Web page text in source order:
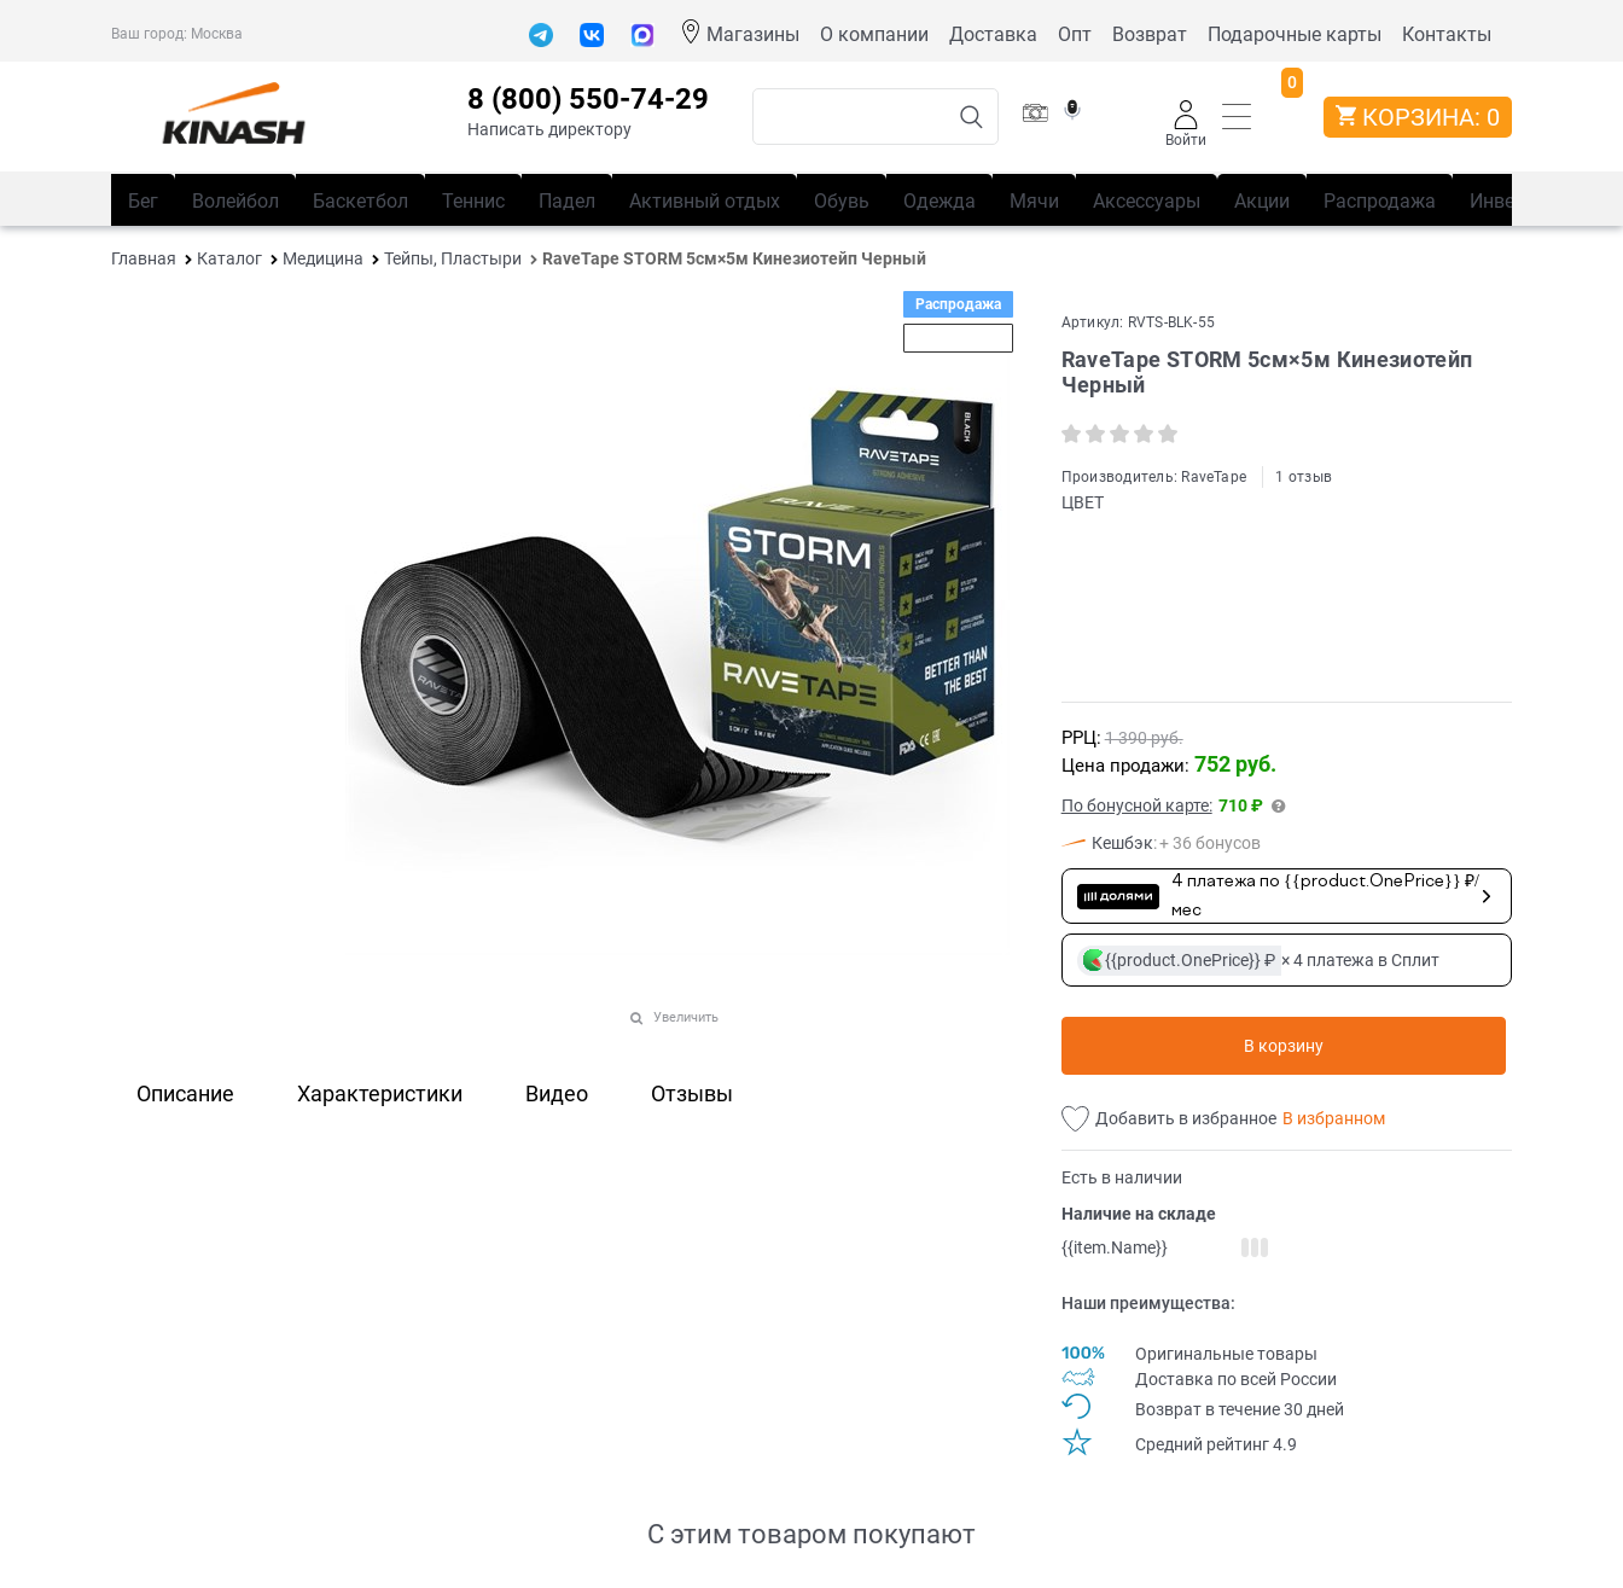
Ваш город: Москва Магазины О компании Доставка Опт Возврат Подарочные карты Контакты
8 (800) 550-74-29
Написать директору
Войти
0
КОРЗИНА: 0
Бег Волейбол Баскетбол Теннис Падел Активный отдых Обувь Одежда Мячи Аксессуары Акции Распродажа Инвентарь
Главная Каталог Медицина Тейпы, Пластыри RaveTape STORM 5см×5м Кинезиотейп Черный
Распродажа
Увеличить
Описание Характеристики Видео Отзывы
Артикул: RVTS-BLK-55
RaveTape STORM 5см×5м Кинезиотейп
Черный
Производитель: RaveTape 1 отзыв
ЦВЕТ
РРЦ: 1 390 руб.
Цена продажи: 752 руб.
По бонусной карте: 710 ₽
Кешбэк:+ 36 бонусов
4 платежа по {{product.OnePrice}} ₽/
мес
{{product.OnePrice}} ₽ × 4 платежа в Сплит
В корзину
Добавить в избранное В избранном
Есть в наличии
Наличие на складе
{{item.Name}}
Наши преимущества:
Оригинальные товары
Доставка по всей Pоссии
Возврат в течение 30 дней
Средний рейтинг 4.9
С этим товаром покупают